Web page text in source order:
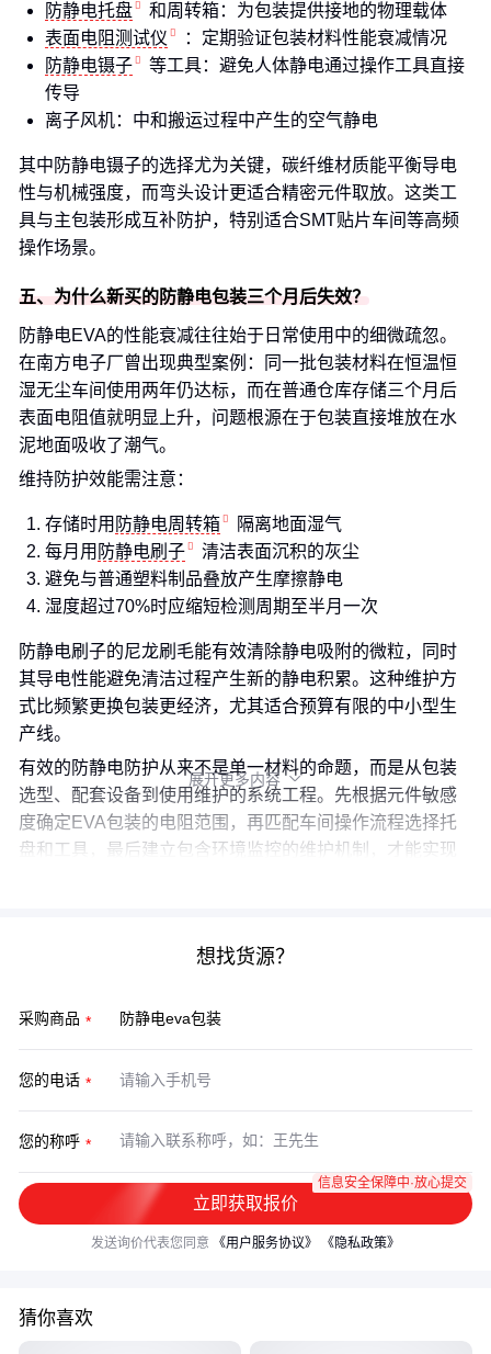
防静电托盘
和周转箱：为包装提供接地的物理载体
表面电阻测试仪
：定期验证包装材料性能衰减情况
防静电镊子
等工具：避免人体静电通过操作工具直接
传导
离子风机：中和搬运过程中产生的空气静电
其中防静电镊子的选择尤为关键，碳纤维材质能平衡导电
性与机械强度，而弯头设计更适合精密元件取放。这类工
具与主包装形成互补防护，特别适合SMT贴片车间等高频
操作场景。
五、为什么新买的防静电包装三个月后失效？
防静电EVA的性能衰减往往始于日常使用中的细微疏忽。
在南方电子厂曾出现典型案例：同一批包装材料在恒温恒
湿无尘车间使用两年仍达标，而在普通仓库存储三个月后
表面电阻值就明显上升，问题根源在于包装直接堆放在水
泥地面吸收了潮气。
维持防护效能需注意：
存储时用 防静电周转箱
隔离地面湿气
每月用 防静电刷子
清洁表面沉积的灰尘
避免与普通塑料制品叠放产生摩擦静电
湿度超过70%时应缩短检测周期至半月一次
防静电刷子的尼龙刷毛能有效清除静电吸附的微粒，同时
其导电性能避免清洁过程产生新的静电积累。这种维护方
式比频繁更换包装更经济，尤其适合预算有限的中小型生
产线。
有效的防静电防护从来不是单一材料的命题，而是从包装
选型、配套设备到使用维护的系统工程。先根据元件敏感
度确定EVA包装的电阻范围，再匹配车间操作流程选择托
盘和工具，最后建立包含环境监控的维护机制，才能实现
展开更多内容 
想找货源？
采购商品
您的电话
您的称呼
立即获取报价
信息安全保障中·放心提交
发送询价代表您同意 《用户服务协议》 《隐私政策》
猜你喜欢